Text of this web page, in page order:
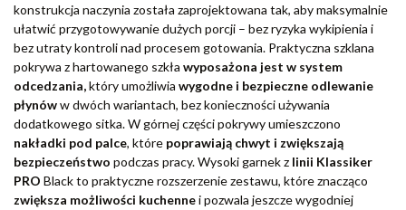
konstrukcja naczynia została zaprojektowana tak, aby maksymalnie
ułatwić przygotowywanie dużych porcji – bez ryzyka wykipienia i
bez utraty kontroli nad procesem gotowania. Praktyczna szklana
pokrywa z hartowanego szkła wyposażona jest w system
odcedzania,który umożliwia wygodne i bezpieczne odlewanie
płynóww dwóch wariantach, bez konieczności używania
dodatkowego sitka. W górnej części pokrywy umieszczono
nakładki pod palce, które poprawiają chwyt i zwiększają
bezpieczeństwo podczas pracy. Wysoki garnek z linii Klassiker
PRO Black to praktyczne rozszerzenie zestawu, które znacząco
zwiększa możliwości kuchennei pozwala jeszcze wygodniej